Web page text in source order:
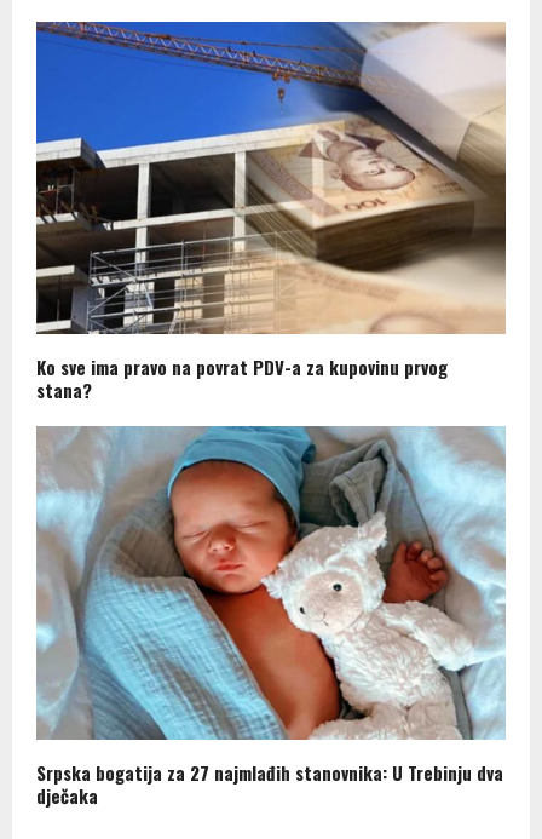
Ko sve ima pravo na povrat PDV-a za kupovinu prvog
stana?
Srpska bogatija za 27 najmlađih stanovnika: U Trebinju dva
dječaka